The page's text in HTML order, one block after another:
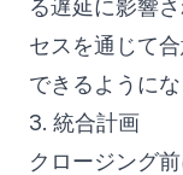
る遅延に影響
セスを通じて
できるようにな
3. 統合計画
クロージング